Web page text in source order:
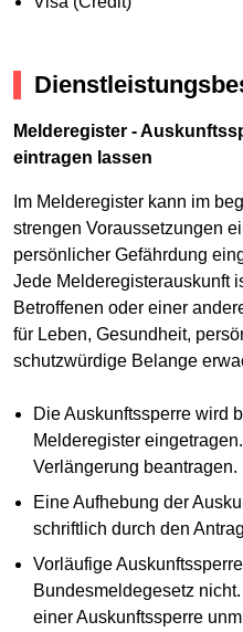
Melderegister -
eintragen lassen
Im Melderegister kann im
strengen Voraussetzungen
persönlicher Gefährdung
Jede Melderegisterauskunft
Betroffenen oder einer
für Leben, Gesundheit,
schutzwürdige Belange
Die Auskunftssperre wird
Melderegister
Verlängerung beantragen.
Eine Aufhebung der
schriftlich durch den
Vorläufige
Bundesmeldegesetz
einer Auskunftssperre